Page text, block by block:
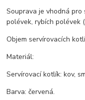
Souprava je vhodná
polévek, rybích polévek
Objem servírovacích
Materiál:
Servírovací kotlík: kov,
Barva: červená.